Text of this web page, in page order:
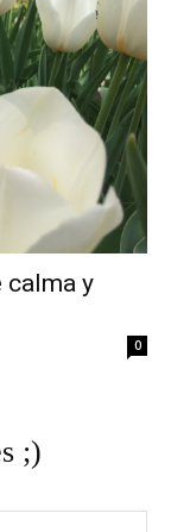
calma y
0
;)